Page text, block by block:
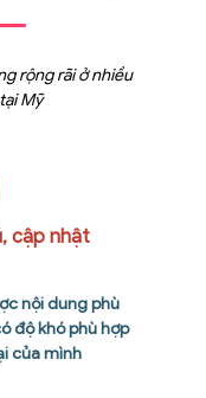
rộng rãi ở nhiều
Mỹ
nội dung phù
độ khó phù hợp
của mình
cập nhật